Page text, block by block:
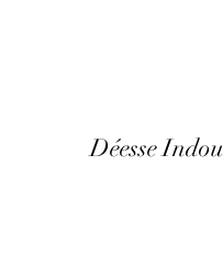
Déesse Indou